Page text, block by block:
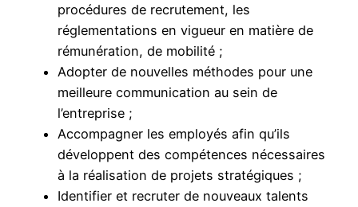
procédures de recrutement, les
réglementations en vigueur en matière de
rémunération, de mobilité ;
Adopter de nouvelles méthodes pour une
meilleure communication au sein de
l’entreprise ;
Accompagner les employés afin qu’ils
développent des compétences nécessaires
à la réalisation de projets stratégiques ;
Identifier et recruter de nouveaux talents